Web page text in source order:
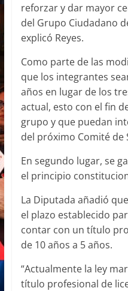
reforzar y dar mayor
del Grupo Ciudadano
explicó Reyes.
Como parte de las
que los integrantes
años en lugar de los
actual, esto con el fin
grupo y que puedan
del próximo Comité de
En segundo lugar, se
el principio
La Diputada añadió
el plazo establecido
contar con un título
de 10 años a 5 años.
“Actualmente la ley
título profesional de